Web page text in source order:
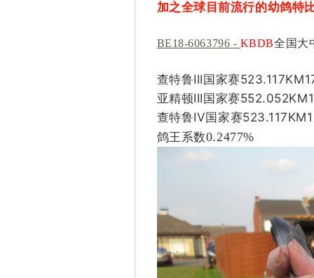
加之全球目前流行的幼鸽特
BE18-6063796 - KBDB全国大
查特鲁III 国家赛
亚精顿III 国家赛
查特鲁IV国家赛
鸽王系数0.2477%